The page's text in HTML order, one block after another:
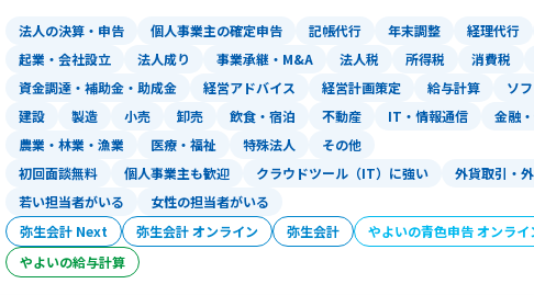
法人の決算・申告 個人事業主の確定申告 記帳代行 年末調整 経理代行
起業・会社設立
法人成り 事業承継・M&A 法人税 所得税 消費税
資金調達・補助金・助成金
経営アドバイス 経営計画策定 給与計算
ソ
建設
製造 小売 卸売 飲食・宿泊 不動産 IT・情報通信 金融
農業・林業・漁業
医療・福祉 特殊法人
その他
初回面談無料
個人事業主も歓迎 クラウドツール（IT）に強い 外貨取引・
若い担当者がいる
女性の担当者がいる
弥生会計 Next
弥生会計 オンライン 弥生会計 やよいの青色申告 オンライ
やよいの給与計算